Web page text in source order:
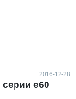
2016-12-28
серии e60